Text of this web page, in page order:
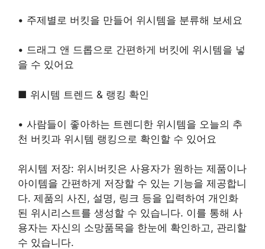
• 주제별로 버킷을 만들어 위시템을 분류해 보세요
• 드래그 앤 드롭으로 간편하게 버킷에 위시템을 넣
을 수 있어요
■ 위시템 트렌드 & 랭킹 확인
• 사람들이 좋아하는 트렌디한 위시템을 오늘의 추
천 버킷과 위시템 랭킹으로 확인할 수 있어요
위시템 저장: 위시버킷은 사용자가 원하는 제품이나
아이템을 간편하게 저장할 수 있는 기능을 제공합니
다. 제품의 사진, 설명, 링크 등을 입력하여 개인화
된 위시리스트를 생성할 수 있습니다. 이를 통해 사
용자는 자신의 소망품목을 한눈에 확인하고, 관리할
수 있습니다.